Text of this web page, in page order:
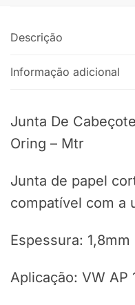
Descrição
Informação adicional
Junta De
Oring – Mtr
Junta de papel
compatível com a
Espessura: 1,8mm
Aplicação: VW AP